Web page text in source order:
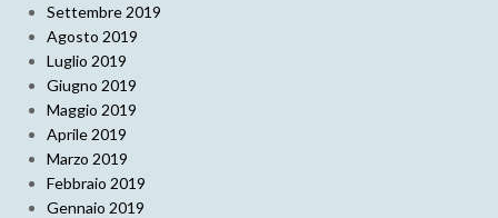
Settembre 2019
Agosto 2019
Luglio 2019
Giugno 2019
Maggio 2019
Aprile 2019
Marzo 2019
Febbraio 2019
Gennaio 2019